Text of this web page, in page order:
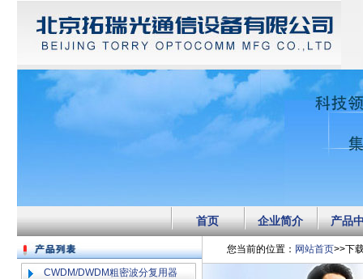
首页 企业简介 产品
CWDM/DWDM粗密波分复用器
您当前的位置： 网站首页>>下